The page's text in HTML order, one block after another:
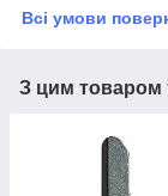
Всі умови
З цим товаром